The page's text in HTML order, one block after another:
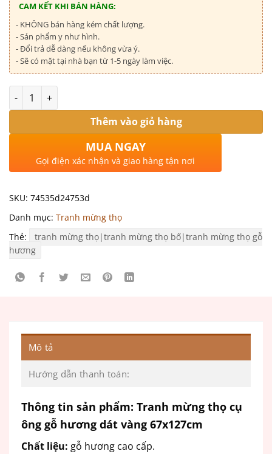
CAM KẾT KHI BÁN HÀNG:
- KHÔNG bán hàng kém chất lượng.
- Sản phẩm y như hình.
- Đổi trả dễ dàng nếu không vừa ý.
- Sẽ có mặt tại nhà bạn từ 1-5 ngày làm việc.
Số lượng
Thêm vào giỏ hàng
MUA NGAY
Gọi điện xác nhận và giao hàng tận nơi
SKU: 74535d24753d
Danh mục: Tranh mừng thọ
Thẻ:
tranh mừng thọ|tranh mừng thọ bố|tranh mừng thọ gỗ
hương
Mô tả
Hướng dẫn thanh toán:
Thông tin sản phẩm: Tranh mừng thọ cụ
ông gỗ hương dát vàng 67x127cm
Chất liệu: gỗ hương cao cấp.